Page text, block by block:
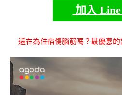
加入
還在為住宿傷腦筋嗎？最優惠